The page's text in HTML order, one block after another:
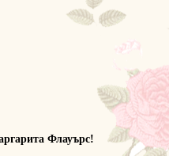
Флауърс!